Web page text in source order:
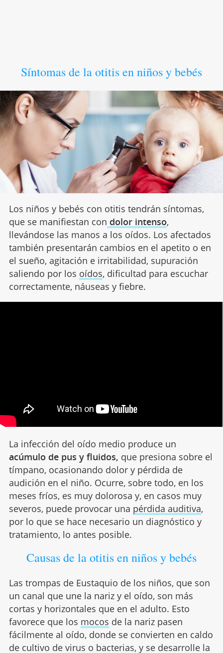
Síntomas de la otitis en niños y bebés
Los niños y bebés con otitis tendrán síntomas,
que se manifiestan con dolor intenso,
llevándose las manos a los oídos. Los afectados
también presentarán cambios en el apetito o en
el sueño, agitación e irritabilidad, supuración
saliendo por los oídos, dificultad para escuchar
correctamente, náuseas y fiebre.
La infección del oído medio produce un
acúmulo de pus y fluidos, que presiona sobre el
tímpano, ocasionando dolor y pérdida de
audición en el niño. Ocurre, sobre todo, en los
meses fríos, es muy dolorosa y, en casos muy
severos, puede provocar una pérdida auditiva,
por lo que se hace necesario un diagnóstico y
tratamiento, lo antes posible.
Causas de la otitis en niños y bebés
Las trompas de Eustaquio de los niños, que son
un canal que une la nariz y el oído, son más
cortas y horizontales que en el adulto. Esto
favorece que los mocos de la nariz pasen
fácilmente al oído, donde se convierten en caldo
de cultivo de virus o bacterias, y se desarrolle la